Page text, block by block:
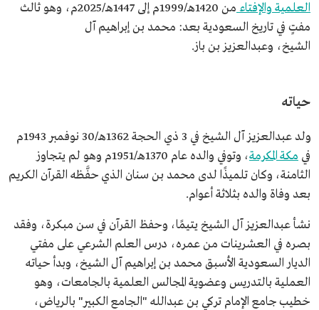
تاريخ الوفاة
1447هـ/2025م.
مناصب تولاها
مفتي عام المملكة العربية السعودية.
رئيس هيئة كبار العلماء.
من فتاوى الطهارة والصلاة.
من أحكام وفتاوى الزكاة.
من فتاوى الصيام.
من فتاوى الحج.
فتاوى نور على الدرب "كتاب العقيدة".
العلمية والإفتاء
من 1420هـ/1999م إلى 1447هـ/2025م، وهو ثالث
مفتٍ في تاريخ السعودية بعد: محمد بن إبراهيم آل
الشيخ، وعبدالعزيز بن باز.
حياته
ولد عبدالعزيز آل الشيخ في 3 ذي الحجة 1362هـ/30 نوفمبر 1943م
في مكة المكرمة
، وتوفي والده عام 1370هـ/1951م وهو لم يتجاوز
الثامنة، وكان تلميذًا لدى محمد بن سنان الذي حفَّظه القرآن الكريم
بعد وفاة والده بثلاثة أعوام.
نشأ عبدالعزيز آل الشيخ يتيمًا، وحفظ القرآن في سن مبكرة، وفقد
بصره في العشرينات من عمره، درس العلم الشرعي على مفتي
الديار السعودية الأسبق محمد بن إبراهيم آل الشيخ، وبدأ حياته
العملية بالتدريس وعضوية المجالس العلمية بالجامعات، وهو
خطيب جامع الإمام تركي بن عبدالله "الجامع الكبير" بالرياض،